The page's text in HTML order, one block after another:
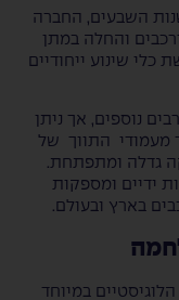
השבעים, החברה
והחלה במתן
כלי שינוע ייחודיים
נוספים, אך ניתן
מעמודי התווך של
גדלה ומתפתחת.
ידיים ומספקות
במיוחד